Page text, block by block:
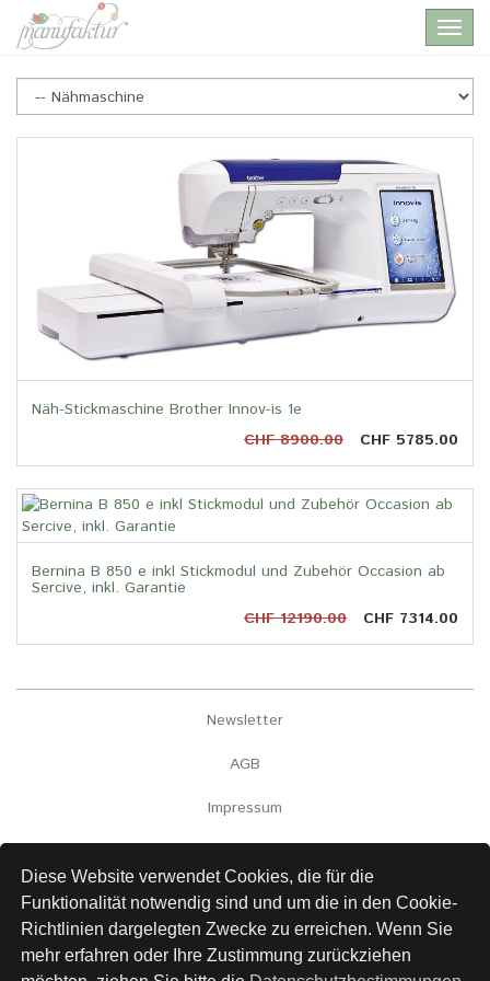
Diese Website verwendet Cookies, die für die
Funktionalität notwendig sind und um die in den Cookie-
Richtlinien dargelegten Zwecke zu erreichen. Wenn Sie
mehr erfahren oder Ihre Zustimmung zurückziehen
main
content
Nähmaschine
Näh-Stickmaschine Brother Innov-is 1e
CHF 8900.00 CHF 5785.00
Bernina B 850 e inkl Stickmodul und Zubehör Occasion ab
Sercive, inkl. Garantie
CHF 12190.00 CHF 7314.00
Newsletter
AGB
Impressum
Kontakt
Links